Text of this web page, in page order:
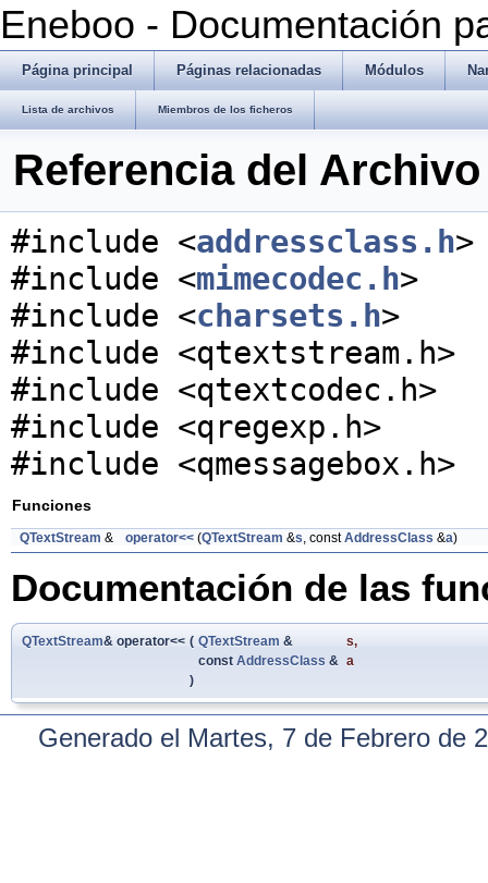
Eneboo - Documentación
Página principal Páginas relacionadas Módulos
Lista de archivos Miembros de los ficheros
Referencia del
#include <addressclass.h>
#include <mimecodec.h>
#include <charsets.h>
#include <qtextstream.h>
#include <qtextcodec.h>
#include <qregexp.h>
#include <qmessagebox.h>
Funciones
QTextStream & operator<< (QTextStream &s, constAddressClass &a)
Documentación de las
QTextStream& operator<< ( QTextStream & s,
const AddressClass & a
)
Generado el Martes, 7 de Febrero de